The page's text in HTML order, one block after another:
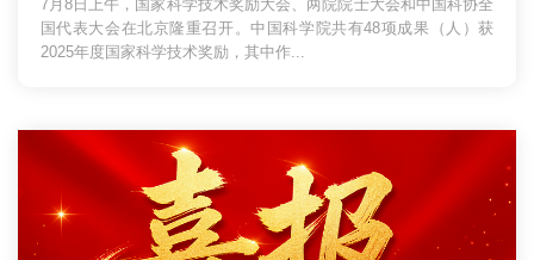
7月8日上午，国家科学技术奖励大会、两院院士大会和中国科协全
国代表大会在北京隆重召开。中国科学院共有48项成果（人）获
2025年度国家科学技术奖励，其中作...